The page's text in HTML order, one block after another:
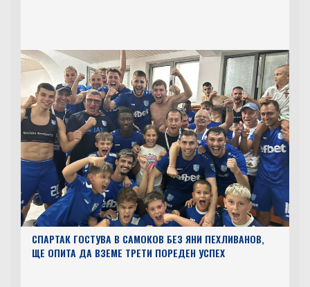
СПАРТАК ГОСТУВА В САМОКОВ БЕЗ ЯНИ ПЕХЛИВАНОВ,
ЩЕ ОПИТА ДА ВЗЕМЕ ТРЕТИ ПОРЕДЕН УСПЕХ